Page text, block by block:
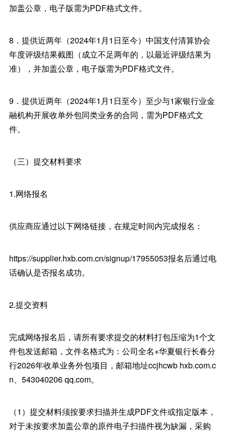
加盖公章，电子版需为PDF格式文件。
8．提供近两年（2024年1月1日至今）中国支付清算协会
年度评级结果截图（成立不足两年的，以最近评级结果为
准），并加盖公章，电子版需为PDF格式文件。
9．提供近两年（2024年1月1日至今）至少与1家银行业金
融机构开展收单外包同类业务的合同，需为PDF格式文
件。
（三）提交材料要求
1.网络报名
供应商应通过以下网络链接，在规定时间内完成报名：
https://supplier.hxb.com.cn/signup/17955053报名后通过电
话确认是否报名成功。
2.提交资料
完成网络报名后，请所有要求提交的材料打包压缩为1个文
件包发送邮箱，文件名格式为：公司全名+华夏银行长春分
行2026年收单业务外包项目，邮箱地址ccjhcwb hxb.com.c
n、543040206 qq.com。
（1）提交材料须按要求扫描并生成PDF文件或指定版本，
对于未按要求加盖公章的原件电子扫描件视为缺漏，采购